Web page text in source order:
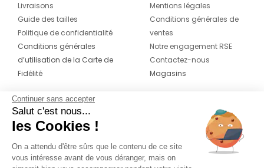
Livraisons
Guide des tailles
Politique de confidentialité
Conditions générales
d’utilisation de la Carte de
Fidélité
Mentions légales
Conditions générales de
ventes
Notre engagement RSE
Contactez-nous
Magasins
CONTACT
04 42 20 78 42
Du lundi au jeudi de 8h30 à 16h30 & le
vendredi de 8h30 à 15h30
Continuer sans accepter
Salut c'est nous...
les Cookies !
On a attendu d'être sûrs que le contenu de ce site
vous intéresse avant de vous déranger, mais on